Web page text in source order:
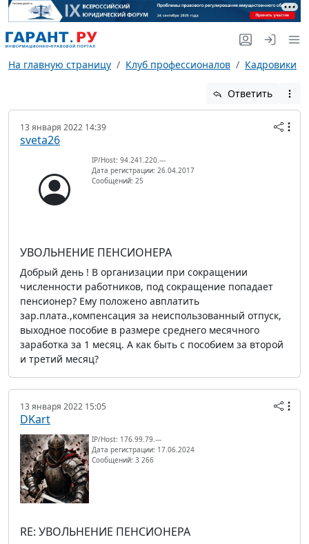
На главную страницу Клуб профессионалов Кадровики
Ответить
13 января 2022 14:39
sveta26
IP/Host: 94.241.220.---
Дата регистрации: 26.04.2017
Сообщений: 25
УВОЛЬНЕНИЕ ПЕНСИОНЕРА
Добрый день ! В организации при сокращении
численности работников, под сокращение попадает
пенсионер? Ему положено авплатить
зар.плата.,компенсация за неиспользованный отпуск,
выходное пособие в размере среднего месячного
заработка за 1 месяц. А как быть с пособием за второй
и третий месяц?
13 января 2022 15:05
DKart
IP/Host: 176.99.79.---
Дата регистрации: 17.06.2024
Сообщений: 3 266
RE: УВОЛЬНЕНИЕ ПЕНСИОНЕРА